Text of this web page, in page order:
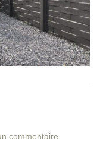
commentaire.
vous proposerons